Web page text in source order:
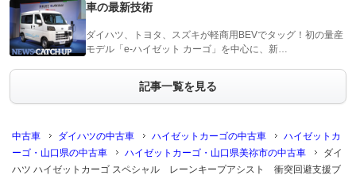
車の最新技術
ダイハツ、トヨタ、スズキが軽商用BEVでタッグ！初の量産
モデル「e-ハイゼット カーゴ」を中心に、新…
記事一覧を見る
中古車 ダイハツの中古車 ハイゼットカーゴの中古車
ハイゼットカ
ーゴ・山口県の中古車
ハイゼットカーゴ・山口県美祢市の中古車
ダイ
ハツ ハイゼットカーゴ スペシャル レーンキープアシスト 衝突回避支援ブ